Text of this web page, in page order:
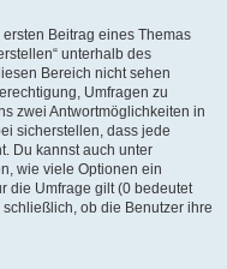
Beitrag eines Themas
unterhalb des
Bereich nicht sehen
Umfragen zu
zwei Antwortmöglichkeiten in
sicherstellen, dass jede
Du kannst auch unter
wie viele Optionen ein
die Umfrage gilt (0 bedeutet
ob die Benutzer ihre